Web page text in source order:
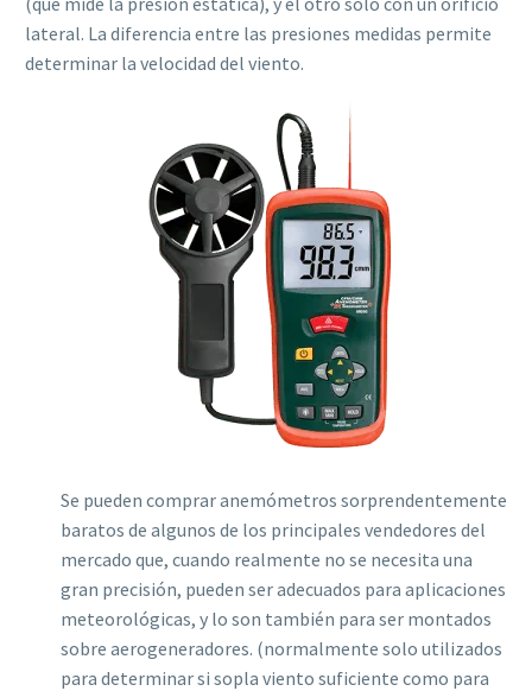
lateral. La diferencia entre las presiones medidas permite
determinar la velocidad del viento.
Se pueden comprar anemómetros sorprendentemente
baratos de algunos de los principales vendedores del
mercado que, cuando realmente no se necesita una
gran precisión, pueden ser adecuados para aplicaciones
meteorológicas, y lo son también para ser montados
sobre aerogeneradores. (normalmente solo utilizados
para determinar si sopla viento suficiente como para